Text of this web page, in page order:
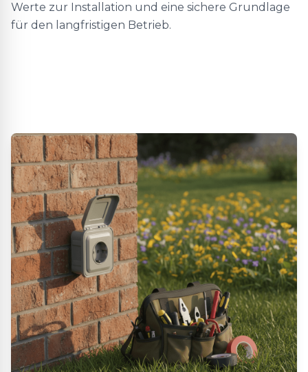
Werte zur Installation und eine sichere Grundlage
für den langfristigen Betrieb.